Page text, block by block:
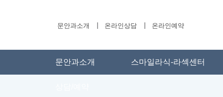
문안과소개 온라인상담 온라인예약
문안과소개 스마일라식-라섹센터